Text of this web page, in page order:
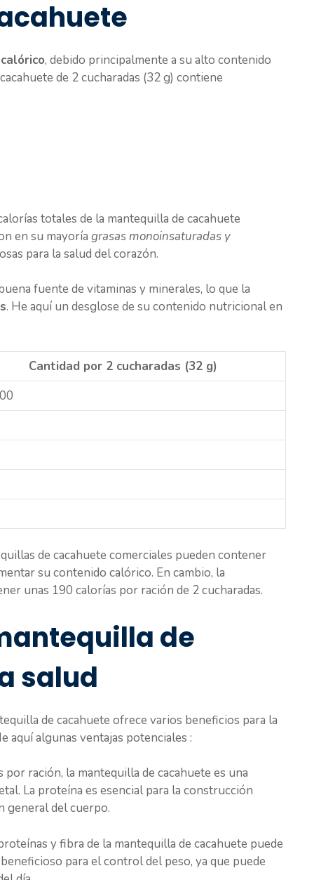
, debido principalmente a su alto contenido
de 2 cucharadas (32 g) contiene
totales de la mantequilla de cacahuete
en su mayoría grasas monoinsaturadas y
para la salud del corazón.
fuente de vitaminas y minerales, lo que la
. He aquí un desglose de su contenido nutricional en
Cantidad por 2 cucharadas (32 g)
de cacahuete comerciales pueden contener
su contenido calórico. En cambio, la
unas 190 calorías por ración de 2 cucharadas.
de
salud
de cacahuete ofrece varios beneficios para la
aquí algunas ventajas potenciales :
ración, la mantequilla de cacahuete es una
La proteína es esencial para la construcción
general del cuerpo.
y fibra de la mantequilla de cacahuete puede
para el control del peso, ya que puede